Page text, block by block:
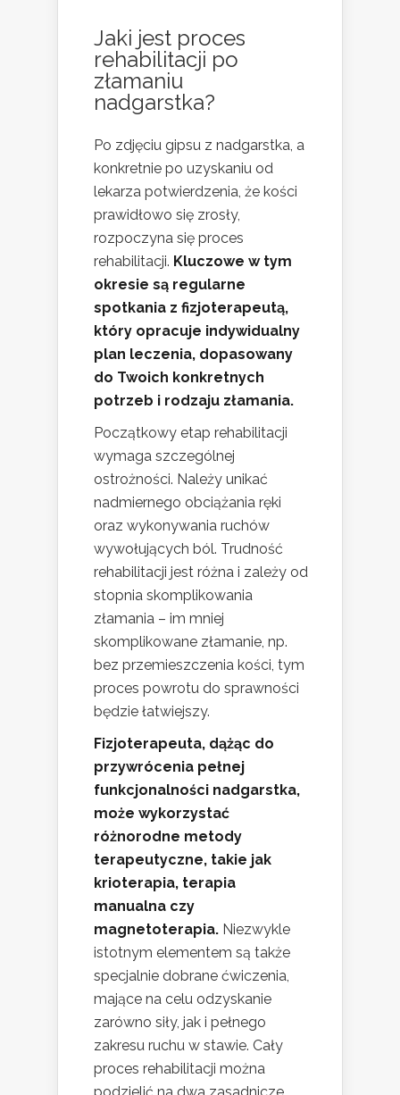
Jaki jest proces
rehabilitacji po
złamaniu
nadgarstka?
Po zdjęciu gipsu z nadgarstka, a
konkretnie po uzyskaniu od
lekarza potwierdzenia, że kości
prawidłowo się zrosły,
rozpoczyna się proces
rehabilitacji. Kluczowe w tym
okresie są regularne
spotkania z fizjoterapeutą,
który opracuje indywidualny
plan leczenia, dopasowany
do Twoich konkretnych
potrzeb i rodzaju złamania.
Początkowy etap rehabilitacji
wymaga szczególnej
ostrożności. Należy unikać
nadmiernego obciążania ręki
oraz wykonywania ruchów
wywołujących ból. Trudność
rehabilitacji jest różna i zależy od
stopnia skomplikowania
złamania – im mniej
skomplikowane złamanie, np.
bez przemieszczenia kości, tym
proces powrotu do sprawności
będzie łatwiejszy.
Fizjoterapeuta, dążąc do
przywrócenia pełnej
funkcjonalności nadgarstka,
może wykorzystać
różnorodne metody
terapeutyczne, takie jak
krioterapia, terapia
manualna czy
magnetoterapia. Niezwykle
istotnym elementem są także
specjalnie dobrane ćwiczenia,
mające na celu odzyskanie
zarówno siły, jak i pełnego
zakresu ruchu w stawie. Cały
proces rehabilitacji można